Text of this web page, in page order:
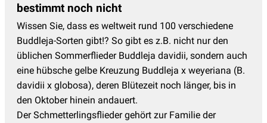
bestimmt noch nicht
Wissen Sie, dass es weltweit rund 100 verschiedene
Buddleja-Sorten gibt!? So gibt es z.B. nicht nur den
üblichen Sommerflieder Buddleja davidii, sondern auch
eine hübsche gelbe Kreuzung Buddleja x weyeriana (B.
davidii x globosa), deren Blütezeit noch länger, bis in
den Oktober hinein andauert.
Der Schmetterlingsflieder gehört zur Familie der